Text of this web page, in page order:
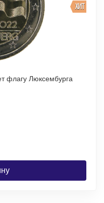
ХИТ
флагу Люксембурга